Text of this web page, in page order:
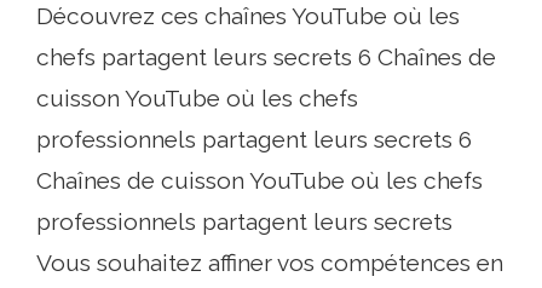
Découvrez ces chaînes YouTube où les
chefs partagent leurs secrets 6 Chaînes de
cuisson YouTube où les chefs
professionnels partagent leurs secrets 6
Chaînes de cuisson YouTube où les chefs
professionnels partagent leurs secrets
Vous souhaitez affiner vos compétences en